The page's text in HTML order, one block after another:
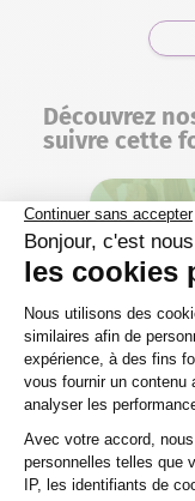
Découvrez
suivre cette
Le18/
Mende